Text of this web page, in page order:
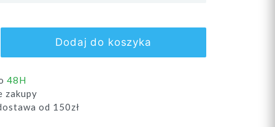
Dodaj do koszyka
48H
zakupy
od 150zł